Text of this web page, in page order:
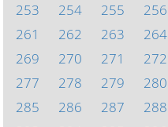
253
254 255 256
261
262 263 264
269
270 271 272
277
278 279 280
285
286 287 288